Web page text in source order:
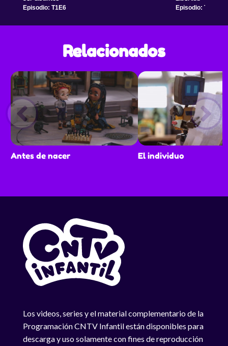
Episodio: T1E6 Episodio: T1E7
Relacionados
Antes de nacer El individuo
Los videos, series y el material complementario de la
Programación CNTV Infantil están disponibles para
descarga y uso solamente con fines de reproducción